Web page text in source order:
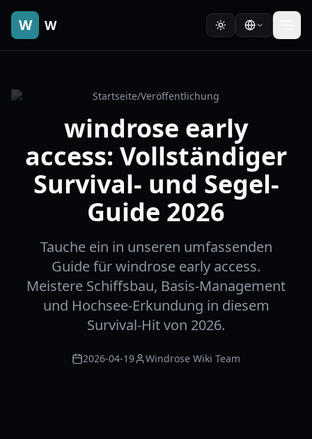
W W
Startseite/Veröffentlichung
windrose early
access: Vollständiger
Survival- und Segel-
Guide 2026
Tauche ein in unseren umfassenden
Guide für windrose early access.
Meistere Schiffsbau, Basis-Management
und Hochsee-Erkundung in diesem
Survival-Hit von 2026.
2026-04-19 Windrose Wiki Team